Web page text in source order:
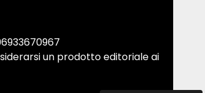
un prodotto editoriale ai